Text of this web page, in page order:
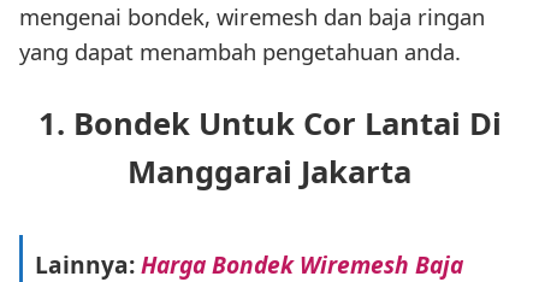
mengenai bondek, wiremesh dan baja ringan
yang dapat menambah pengetahuan anda.
1. Bondek Untuk Cor Lantai Di
Manggarai Jakarta
Lainnya:Harga Bondek Wiremesh Baja